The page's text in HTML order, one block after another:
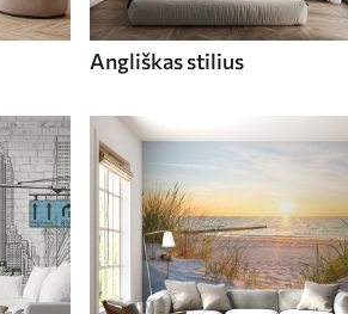
Angliškas stilius